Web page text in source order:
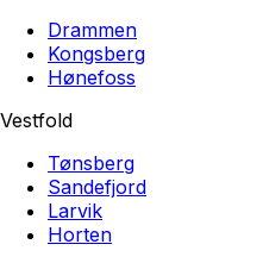
Drammen
Kongsberg
Hønefoss
Vestfold
Tønsberg
Sandefjord
Larvik
Horten